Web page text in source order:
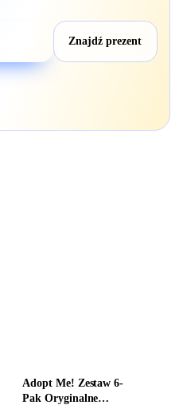
Znajdź prezent
Adopt Me! Zestaw 6-
Pak Oryginalne